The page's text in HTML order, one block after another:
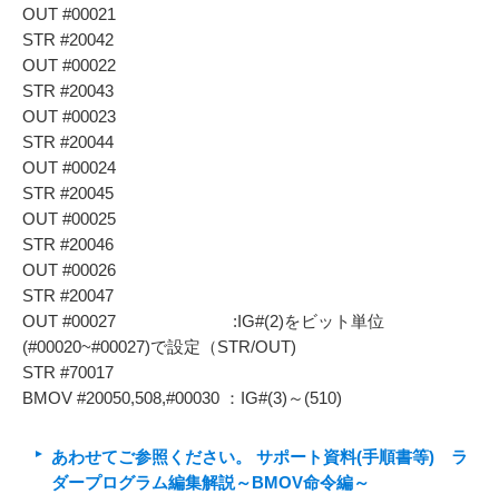
OUT #00021
STR #20042
OUT #00022
STR #20043
OUT #00023
STR #20044
OUT #00024
STR #20045
OUT #00025
STR #20046
OUT #00026
STR #20047
OUT #00027 :IG#(2)をビット単位
(#00020~#00027)で設定（STR/OUT)
STR #70017
BMOV #20050,508,#00030 ：IG#(3)～(510)
あわせてご参照ください。 サポート資料(手順書等) ラ
ダープログラム編集解説～BMOV命令編～